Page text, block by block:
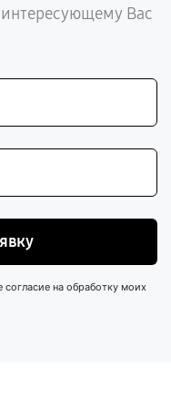
Вас
на обработку моих